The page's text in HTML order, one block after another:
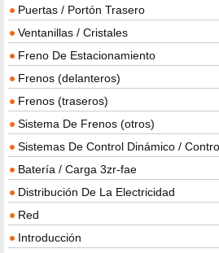
Puertas / Portón Trasero
Ventanillas / Cristales
Freno De Estacionamiento
Frenos (delanteros)
Frenos (traseros)
Sistema De Frenos (otros)
Sistemas De Control Dinámico /
Batería / Carga 3zr-fae
Distribución De La Electricidad
Red
Introducción